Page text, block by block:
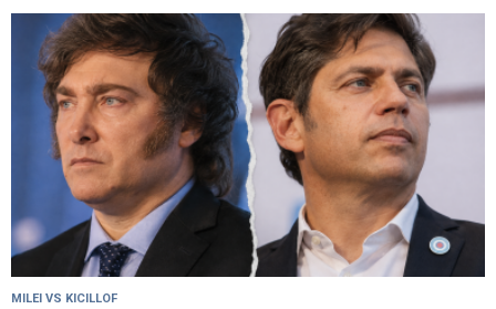
MILEI VS KICILLOF